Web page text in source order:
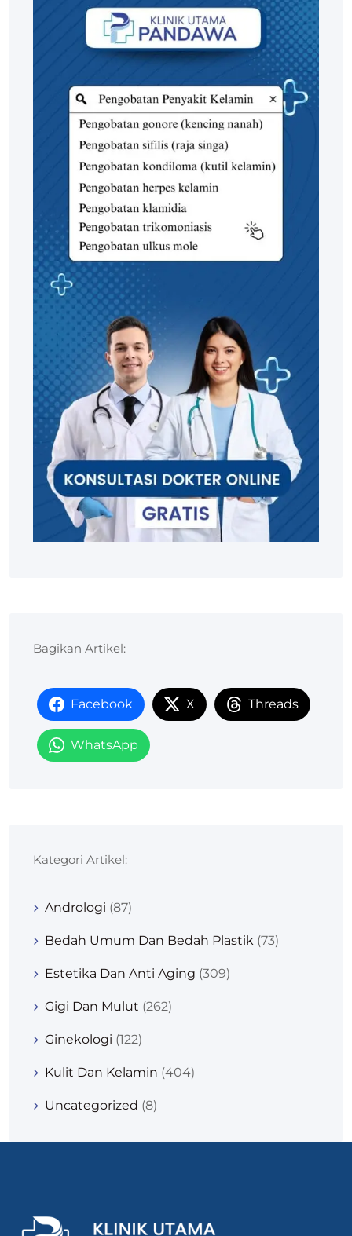
Bagikan Artikel:
Facebook X Threads
WhatsApp
Kategori Artikel:
Andrologi (87)
Bedah Umum Dan Bedah Plastik (73)
Estetika Dan Anti Aging (309)
Gigi Dan Mulut (262)
Ginekologi (122)
Kulit Dan Kelamin (404)
Uncategorized (8)